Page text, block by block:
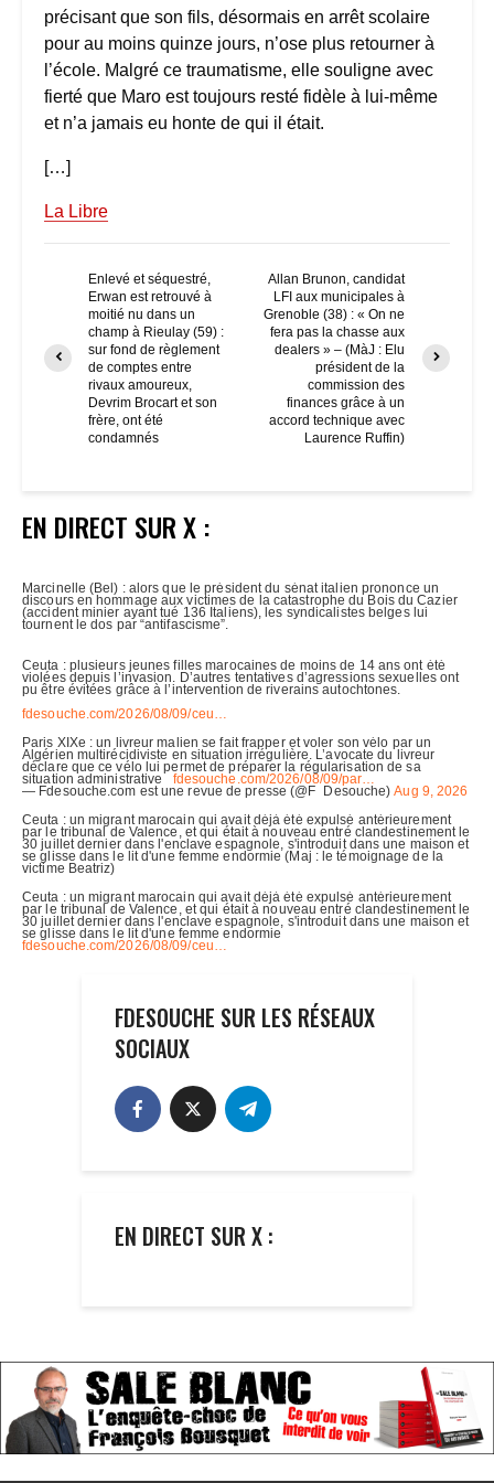
précisant que son fils, désormais en arrêt scolaire
pour au moins quinze jours, n’ose plus retourner à
l’école. Malgré ce traumatisme, elle souligne avec
fierté que Maro est toujours resté fidèle à lui-même
et n’a jamais eu honte de qui il était.
[…]
La Libre
Enlevé et séquestré,
Erwan est retrouvé à
moitié nu dans un
champ à Rieulay (59) :
sur fond de règlement
de comptes entre
rivaux amoureux,
Devrim Brocart et son
frère, ont été
condamnés
Allan Brunon, candidat
LFI aux municipales à
Grenoble (38) : « On ne
fera pas la chasse aux
dealers » – (MàJ : Elu
président de la
commission des
finances grâce à un
accord technique avec
Laurence Ruffin)
EN DIRECT SUR X :
FDESOUCHE SUR LES RÉSEAUX
SOCIAUX
EN DIRECT SUR X :